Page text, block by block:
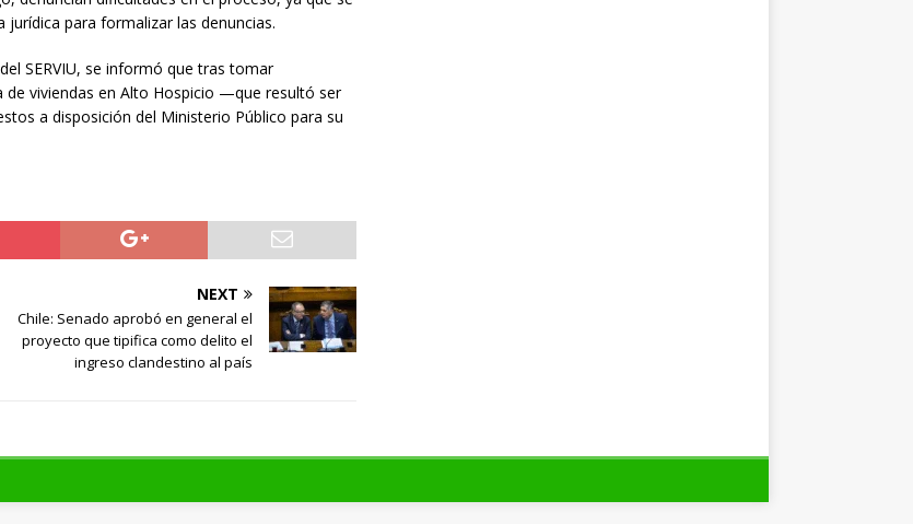
para formalizar las denuncias.
SERVIU, se informó que tras tomar
viviendas en Alto Hospicio —que resultó ser
a disposición del Ministerio Público para su
NEXT
Chile: Senado aprobó en general el
proyecto que tipifica como delito el
ingreso clandestino al país